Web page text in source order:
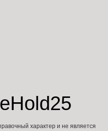
характер и не является